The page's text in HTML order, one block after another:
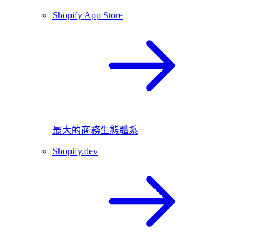
Shopify App Store
最大的商務生態體系
Shopify.dev